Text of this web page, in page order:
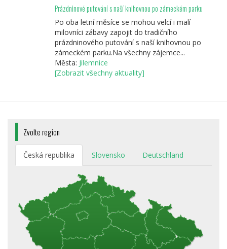
Prázdninové putování s naší knihovnou po zámeckém parku
Po oba letní měsíce se mohou velcí i malí
milovníci zábavy zapojit do tradičního
prázdninového putování s naší knihovnou po
zámeckém parku.Na všechny zájemce...
Města: Jilemnice
[Zobrazit všechny aktuality]
Zvolte region
Česká republika Slovensko Deutschland